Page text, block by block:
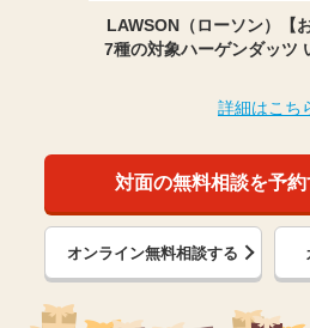
LAWSON（ローソン）【
7種の対象ハーゲンダッツ
詳細はこち
対面の無料相談を予約
オンライン無料相談する